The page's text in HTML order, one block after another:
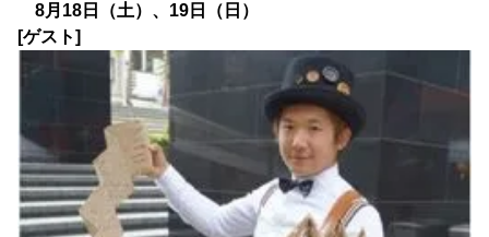
8月18日（土）、19日（日）
[ゲスト]